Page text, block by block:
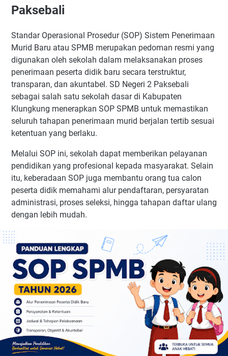
Paksebali
Standar Operasional Prosedur (SOP) Sistem Penerimaan
Murid Baru atau SPMB merupakan pedoman resmi yang
digunakan oleh sekolah dalam melaksanakan proses
penerimaan peserta didik baru secara terstruktur,
transparan, dan akuntabel. SD Negeri 2 Paksebali
sebagai salah satu sekolah dasar di Kabupaten
Klungkung menerapkan SOP SPMB untuk memastikan
seluruh tahapan penerimaan murid berjalan tertib sesuai
ketentuan yang berlaku.
Melalui SOP ini, sekolah dapat memberikan pelayanan
pendidikan yang profesional kepada masyarakat. Selain
itu, keberadaan SOP juga membantu orang tua calon
peserta didik memahami alur pendaftaran, persyaratan
administrasi, proses seleksi, hingga tahapan daftar ulang
dengan lebih mudah.